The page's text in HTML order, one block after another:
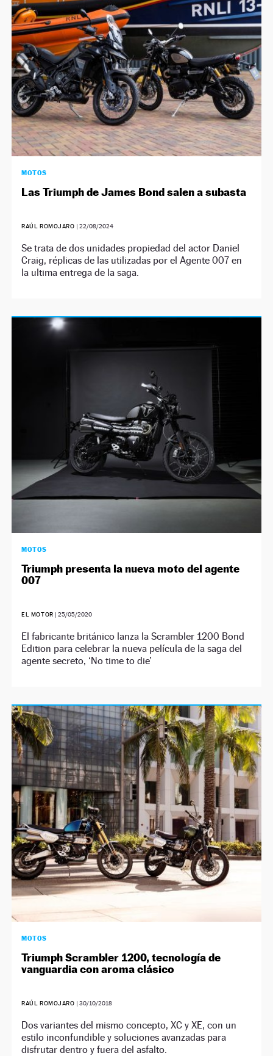
NEWSLETTER
SÍGUENOS
MOTOS
Las Triumph de James Bond salen a subasta
RAÚL ROMOJARO | 22/08/2024
Se trata de dos unidades propiedad del actor Daniel
Craig, réplicas de las utilizadas por el Agente 007 en
la ultima entrega de la saga.
MOTOS
Triumph presenta la nueva moto del agente
007
EL MOTOR | 25/05/2020
El fabricante británico lanza la Scrambler 1200 Bond
Edition para celebrar la nueva película de la saga del
agente secreto, ‘No time to die’
MOTOS
Triumph Scrambler 1200, tecnología de
vanguardia con aroma clásico
RAÚL ROMOJARO | 30/10/2018
Dos variantes del mismo concepto, XC y XE, con un
estilo inconfundible y soluciones avanzadas para
disfrutar dentro y fuera del asfalto.